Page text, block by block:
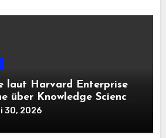
laut Harvard Enterprise
über Knowledge Science
sollten
30, 2026